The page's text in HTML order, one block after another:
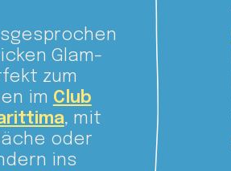
Glam-
zum
im Club
, mit
oder
ins